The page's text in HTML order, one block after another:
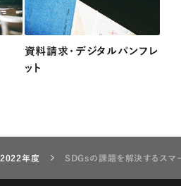
資料請求・デジタルパンフレ
ット
2022年度 SDGsの課題を解決するスマ